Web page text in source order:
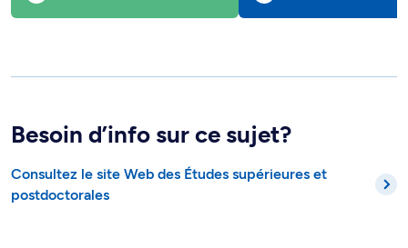
Besoin d’info sur ce sujet?
Consultez le site Web des Études supérieures et
postdoctorales